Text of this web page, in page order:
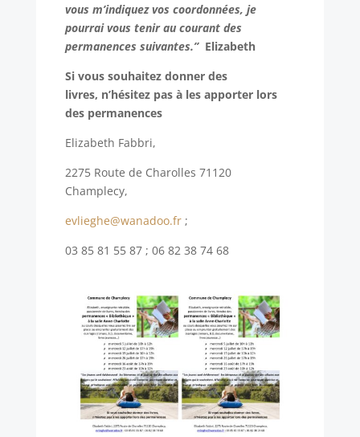
vous m’indiquez vos coordonnées, je
pourrai vous tenir au courant des
permanences suivantes.” Elizabeth
Si vous souhaitez donner des
livres, n’hésitez pas à les apporter lors
des permanences
Elizabeth Fabbri,
2275 Route de Charolles 71120
Champlecy,
evlieghe@wanadoo.fr ;
03 85 81 55 87 ; 06 82 38 74 68